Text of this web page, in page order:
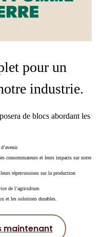
pour un
industrie.
de blocs abordant les
consommateurs et leurs impacts sur notre
répercussions sur la production
de l’agriculture.
et les solutions durables.
maintenant